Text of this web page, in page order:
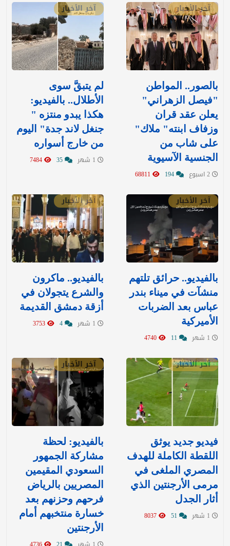
آخر الأخبار
بالصور.. المواطن
"فيصل الزهراني"
يعلن عقد قران
وزفاف ابنته" ملاك"
على شاب من
الجنسية الآسيوية
آخر الأخبار
لم يتبقَّ سوى
الأطلال.. بالفيديو:
هكذا يبدو منتزه "
جنغل لاند جدة" اليوم
من خارج أسواره
آخر الأخبار
بالفيديو.. حرائق تلتهم
منشآت في ميناء بندر
عباس بعد الضربات
الأميركية
آخر الأخبار
بالفيديو.. ماكرون
والشرع يتجولان في
أزقة دمشق القديمة
آخر الأخبار
فيديو جديد يوثق
اللقطة الكاملة للهدف
المصري الملغى في
مرمى الأرجنتين الذي
أثار الجدل
آخر الأخبار
بالفيديو: لحظة
مشاركة الجمهور
السعودي المقيمين
المصريين بالرياض
فرحهم وحزنهم بعد
خسارة منتخبهم أمام
الأرجنتين